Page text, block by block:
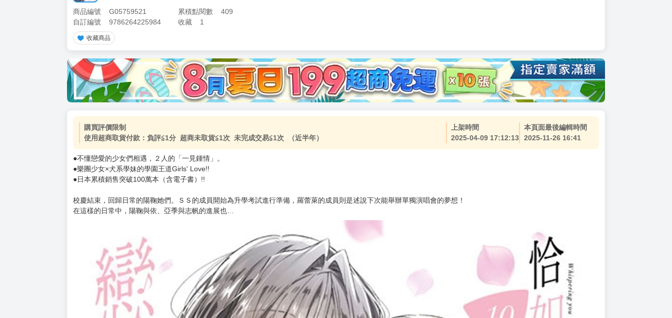
商品編號 G05759521 累積點閱數
409
自訂編號
9786264225984 收藏 1
收藏商品
加價購 ( 共
(加購品) 買動漫★《$15元-加固紙箱包裝》
-
+
使用超商取貨付款：負評≦1分 超商未取貨≦1次 未完成交易≦1次 （近半年）
2025-11-26 16:41
●不懂戀愛的少女們相遇，２人的「一見鍾情」。
●樂團少女×犬系學妹的學園王道Girls' Love!!
●日本累積銷售突破100萬本（含電子書）!!
校慶結束，回歸日常的陽鞠她們。ＳＳ的成員開始為升學考試進行準備，羅蕾萊的成員則是述說下次能舉辦單獨演唱會的夢想！
在這樣的日常中，陽鞠與依、亞季與志帆的進展也…